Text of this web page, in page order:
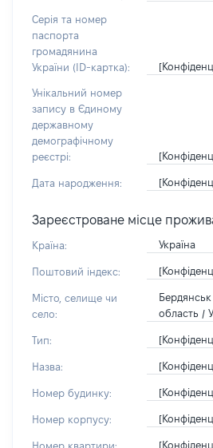
Серія та номер
паспорта
громадянина
України (ID-картка):
Унікальний номер
запису в Єдиному
державному
демографічному
реєстрі:
Дата народження:
Зареєстроване місце
Країна: Україна
Поштовий індекс:
Місто, селище чи
село:
область /
Тип:
Назва:
Номер будинку:
Номер корпусу:
Номер квартири: